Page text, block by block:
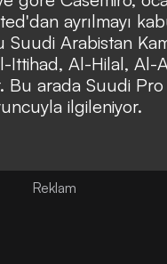
ayrılmayı
Arabistan
Ittihad, Al-Hilal, Al-
arada Suudi Pro
ilgileniyor.